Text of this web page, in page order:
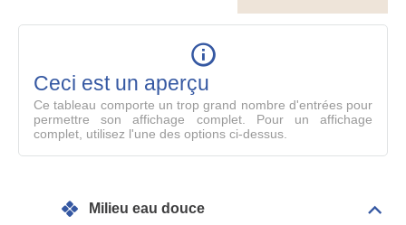
le
Ceci est un aperçu
Ce tableau comporte un trop grand nombre d'entrées pour
permettre son affichage complet. Pour un affichage
complet, utilisez l'une des options ci-dessus.
Milieu eau douce